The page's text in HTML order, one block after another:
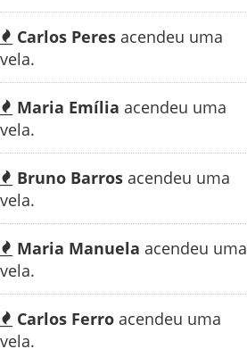
Carlos Peres acendeu uma
vela.
Maria Emília acendeu uma
vela.
Bruno Barros acendeu uma
vela.
Maria Manuela acendeu uma
vela.
Carlos Ferro acendeu uma
vela.